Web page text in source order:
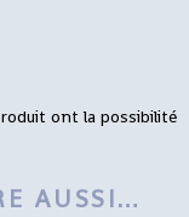
ont la possibilité
AUSSI…